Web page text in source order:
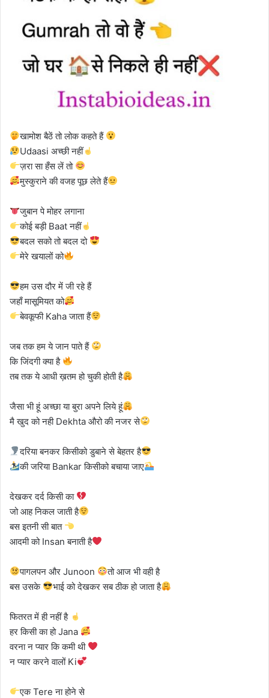
खामोश बैठें तो लोक कहते हैं
Udaasi अच्छी नहीं
ज़रा सा हँस लें तो
मुस्कुराने की वजह पूछ लेते हैं
जुबान पे मोहर लगाना
कोई बड़ी Baat नहीं
बदल सको तो बदल दो
मेरे खयालों को
हम उस दौर में जी रहे हैं
जहाँ मासूमियत को
बेवकूफी Kaha जाता हैं
जब तक हम ये जान पाते हैं
कि जिंदगी क्या है
तब तक ये आधी ख़तम हो चुकी होती है
जैसा भी हूं अच्छा या बुरा अपने लिये हूं
मै खुद को नही Dekhta औरो की नजर से
दरिया बनकर किसीको डुबाने से बेहतर है
की जरिया Bankar किसीको बचाया जाए
देखकर दर्द किसी का
जो आह निकल जाती है
बस इतनी सी बात
आदमी को Insan बनाती है
पागलपन और Junoon
तो आज भी वही है
बस उसके
भाई को देखकर सब ठीक हो जाता है
फितरत में ही नहीं है
हर किसी का हो Jana
वरना न प्यार कि कमी थी
न प्यार करने वालों Ki
एक Tere ना होने से